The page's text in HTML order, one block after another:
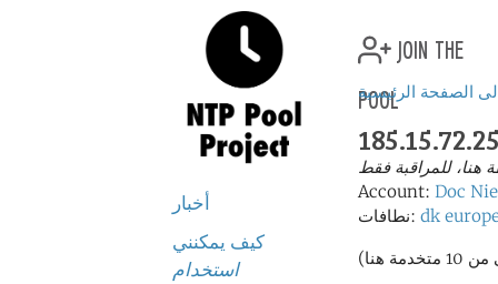
أخبار
كيف يمكنني
استخدام
join the
pool
الصفحة الرئيسية
للمراقبة فقط
Account: Doc
نطافات: dk